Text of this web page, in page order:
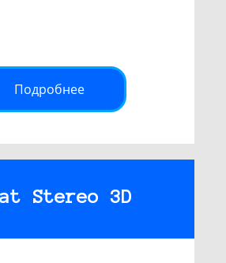
Подробнее
Stereo 3D